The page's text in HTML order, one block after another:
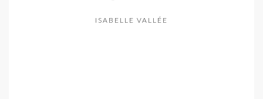
ISABELLE VALLÉE